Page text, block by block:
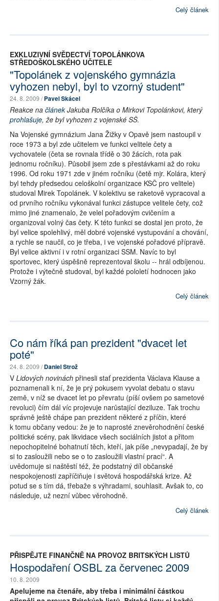
Celý článek
EXKLUZIVNÍ SVĚDECTVÍ TOPOLÁNKOVA
STŘEDOŠKOLSKÉHO UČITELE
"Topolánek z vojenského gymnázia
vyhozen nebyl, byl to vzorný student"
24. 8. 2009 /Pavel Skácel
Reakce na článekJakuba Rolčíka o Mirkovi Topolánkovi, který
prohlašuje, že byl vyhozen z vojenské SŠ.
Na Vojenské gymnázium Jana Žižky v Opavě jsem nastoupil v
roce 1973 a byl zde učitelem ve funkci velitele čety a
vychovatele (četa se rovnala třídě o 30 žácích, rota pak
jednomu ročníku). Působil jsem zde s přestávkami až do roku
1996. Od roku 1971 zde v jiném ročníku (četě mjr. Kolára, který
byl tehdy předsedou celoškolní organizace KSČ pro velitele)
studoval Mirek Topolánek. V kolektivu se raketově vypracoval a
od prvního ročníku vykonával funkci zástupce velitele čety, což
mimo jiné znamenalo, že velel pořadovým cvičením a
organizoval volný čas čety. K této funkci se dostal jen proto, že
byl velice spolehlivý, měl dobré vojenské vystupování a chování,
a rychle se naučil, co je třeba, i ve vojenské pořadové přípravě.
Byl velice aktivní i v rotní organizaci SSM. Navíc to byl
sportovec, který úspěšně reprezentoval školu -- hrál odbíjenou.
Protože i výtečně studoval, byl každé pololetí hodnocen jako
Vzorný žák.
Celý článek
Co nám říká pan prezident "dvacet let
poté"
24. 8. 2009 /Daniel Strož
V Lidových novinách přinesli stať prezidenta Václava Klause a
poznamenali k ní, že je prý pokusem vyvolat debatu o stavu
země, v níž se dvacet let po převratu (píší ovšem po sametové
revoluci) čím dál víc projevuje narůstající deziluze. Tak trochu
správně ještě chápe pan prezident některé z příčin, které
k tomu občany vedou: že je to naprosté znevěrohodnění české
politické scény, pak likvidace všech sociálních jistot a přitom
nepochopitelné bohatnutí těch, kteří, jak píše „nevypadají, že by
si to zasloužili nebo se o to zasloužili vlastní prací“. A
uvědomuje si naštěstí též, že podstatný díl občanské
nespokojenosti zapříčiňuje i světová hospodářská krize. Až
potud se s tím dá, třebaže s výhradami, souhlasit. Avšak to, co
následuje, už nezní vůbec věrohodně.
Celý článek
PŘISPĚJTE FINANČNĚ NA PROVOZ BRITSKÝCH LISTŮ
Hospodaření OSBL za červenec 2009
10. 8. 2009
Apelujeme na čtenáře, aby třeba i minimální částkou